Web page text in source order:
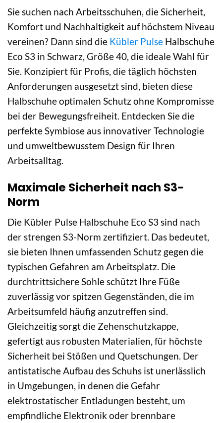
Sie suchen nach Arbeitsschuhen, die Sicherheit,
Komfort und Nachhaltigkeit auf höchstem Niveau
vereinen? Dann sind die Kübler Pulse Halbschuhe
Eco S3 in Schwarz, Größe 40, die ideale Wahl für
Sie. Konzipiert für Profis, die täglich höchsten
Anforderungen ausgesetzt sind, bieten diese
Halbschuhe optimalen Schutz ohne Kompromisse
bei der Bewegungsfreiheit. Entdecken Sie die
perfekte Symbiose aus innovativer Technologie
und umweltbewusstem Design für Ihren
Arbeitsalltag.
Maximale Sicherheit nach S3-
Norm
Die Kübler Pulse Halbschuhe Eco S3 sind nach
der strengen S3-Norm zertifiziert. Das bedeutet,
sie bieten Ihnen umfassenden Schutz gegen die
typischen Gefahren am Arbeitsplatz. Die
durchtrittsichere Sohle schützt Ihre Füße
zuverlässig vor spitzen Gegenständen, die im
Arbeitsumfeld häufig anzutreffen sind.
Gleichzeitig sorgt die Zehenschutzkappe,
gefertigt aus robusten Materialien, für höchste
Sicherheit bei Stößen und Quetschungen. Der
antistatische Aufbau des Schuhs ist unerlässlich
in Umgebungen, in denen die Gefahr
elektrostatischer Entladungen besteht, um
empfindliche Elektronik oder brennbare